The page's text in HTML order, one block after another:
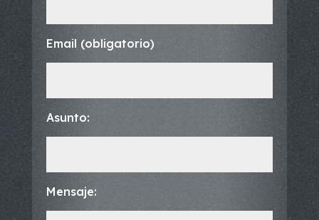
Email (obligatorio)
Asunto:
Mensaje: